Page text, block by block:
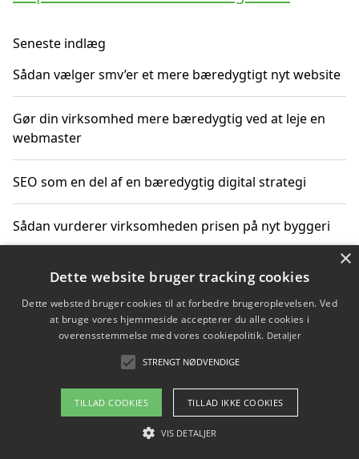
Seneste indlæg
Sådan vælger smv’er et mere bæredygtigt nyt website
Gør din virksomhed mere bæredygtig ved at leje en
webmaster
SEO som en del af en bæredygtig digital strategi
Sådan vurderer virksomheden prisen på nyt byggeri
Sådan får du hjælp til en hjemmeside uden binding
Copyright 2026 - Pilanto Aps
Om / kontakt
Blog Betingelser
×
Dette website bruger tracking cookies
Dette websted bruger cookies til at forbedre brugeroplevelsen. Ved
at bruge vores hjemmeside accepterer du alle cookies i
overensstemmelse med vores cookiepolitik. Detaljer
STRENGT NØDVENDIGE
TILLAD COOKIES TILLAD IKKE COOKIES
VIS DETALJER